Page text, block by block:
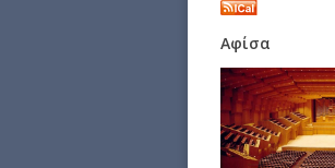
Αφίσα